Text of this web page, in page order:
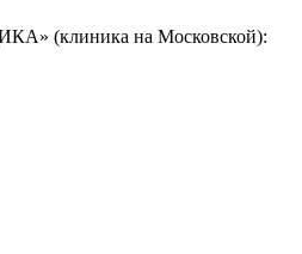
(клиника на Московской):